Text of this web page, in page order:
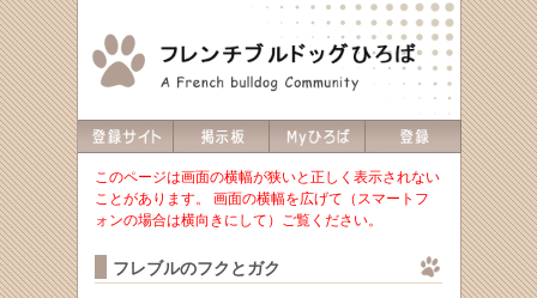
このページは画面の横幅が狭いと正しく表示されない
ことがあります。 画面の横幅を広げて（スマートフ
ォンの場合は横向きにして）ご覧ください。
フレブルのフクとガク